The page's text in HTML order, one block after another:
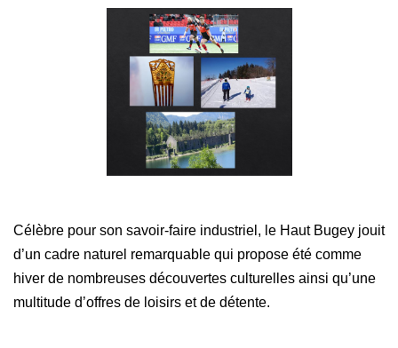
Célèbre pour son savoir-faire industriel, le Haut Bugey jouit
d’un cadre naturel remarquable qui propose été comme
hiver de nombreuses découvertes culturelles ainsi qu’une
multitude d’offres de loisirs et de détente.